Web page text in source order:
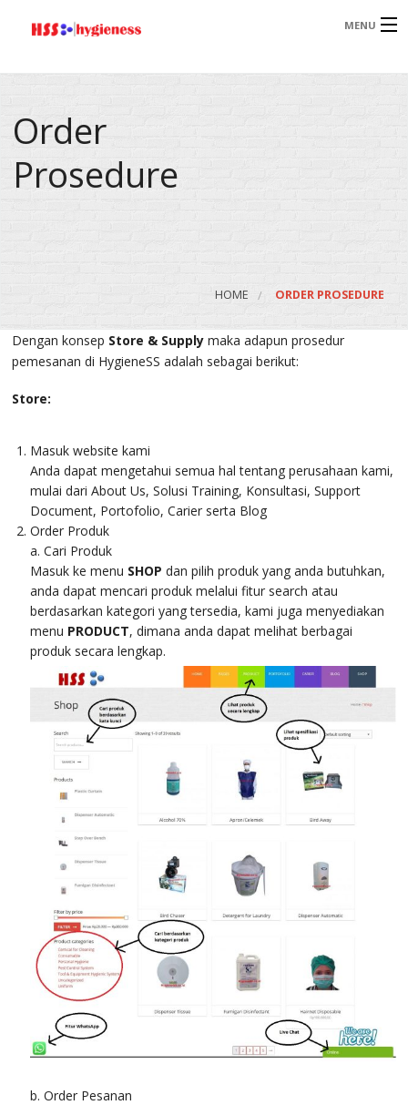
MENU
PORTOFOLIO
BLOG
Order
Prosedure
HOME ORDER PROSEDURE
Dengan konsep Store & Supply maka adapun prosedur
pemesanan di HygieneSS adalah sebagai berikut:
Store:
Masuk website kami
Anda dapat mengetahui semua hal tentang perusahaan kami,
mulai dari About Us, Solusi Training, Konsultasi, Support
Document, Portofolio, Carier serta Blog
Order Produk
a. Cari Produk
Masuk ke menu SHOP dan pilih produk yang anda butuhkan,
anda dapat mencari produk melalui fitur search atau
berdasarkan kategori yang tersedia, kami juga menyediakan
menu PRODUCT, dimana anda dapat melihat berbagai
produk secara lengkap.
b. Order Pesanan